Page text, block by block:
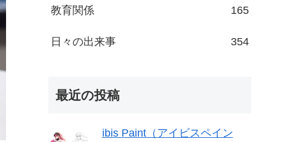
教育関係 165
日々の出来事 354
最近の投稿
ibis Paint（アイビスペイン